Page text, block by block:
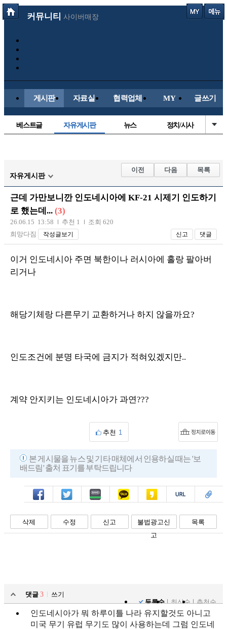
커뮤니티 사이버매장
게시판 자료실 협력업체 MY 글쓰기
베스트글 자유게시판 뉴스 정치/시사
해외축구
국내축구
자유게시판
이전 다음 목록
근데 가만보니깐 인도네시아에 KF-21 시제기 인도하기
로 했는데... (3)
26.06.15 13:58 추천 1
조회 620
희망다짐
작성글보기 신고 댓글
이거 인도네시아 주면 북한이나 러시아에 홀랑 팔아버
리거나
해당기체랑 다른무기 교환하거나 하지 않을까요?
인도조건에 분명 타국에 금지가 적혀있겠지만..
계약 안지키는 인도네시아가 과연???
추천 1
본 게시물을 뉴스 및 기타 매체에서 인용하실 때는 '보
배드림' 출처 표기를 부탁드립니다
페북 트윗 밴드 카톡 카스 복사 스크랩
삭제 수정 신고
불법광고신
고
목록
댓글 3
쓰기
등록순
최신순 추천순
인도네시아가 뭐 하루이틀 나라 유지할것도 아니고
미국 무기 유럽 무기도 많이 사용하는데 그럼 인도네